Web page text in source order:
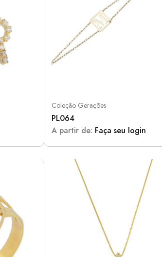
Coleção Gerações
PL064
A partir de: Faça seu login